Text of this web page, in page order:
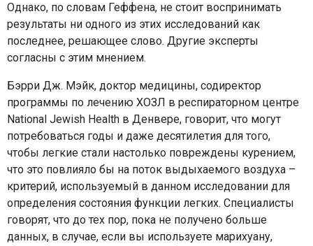
Однако, по словам Геффена, не стоит воспринимать
результаты ни одного из этих исследований как
последнее, решающее слово. Другие эксперты
согласны с этим мнением.
Бэрри Дж. Мэйк, доктор медицины, содиректор
программы по лечению ХОЗЛ в респираторном центре
National Jewish Health в Денвере, говорит, что могут
потребоваться годы и даже десятилетия для того,
чтобы легкие стали настолько повреждены курением,
что это повлияло бы на поток выдыхаемого воздуха –
критерий, используемый в данном исследовании для
определения состояния функции легких. Специалисты
говорят, что до тех пор, пока не получено больше
данных, в случае, если вы используете марихуану,